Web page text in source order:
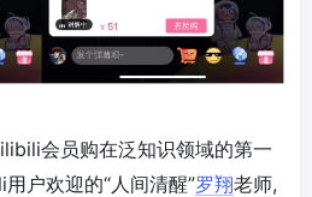
会员购在泛知识领域的第一
户欢迎的“人间清醒”罗翔老师,